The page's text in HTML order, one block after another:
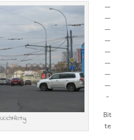
Leichtfertig
—
—
—
—
—
—
—
—
-
Bit
te